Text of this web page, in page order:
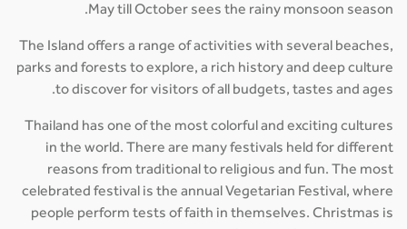
May till October sees the rainy monsoon season.
The Island offers a range of activities with several beaches,
parks and forests to explore, a rich history and deep culture
to discover for visitors of all budgets, tastes and ages.
Thailand has one of the most colorful and exciting cultures
in the world. There are many festivals held for different
reasons from traditional to religious and fun. The most
celebrated festival is the annual Vegetarian Festival, where
people perform tests of faith in themselves. Christmas is